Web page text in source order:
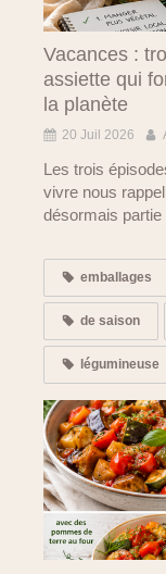
Vacances :
assiette qui
la planète
20 Juil 2026
Les trois
vivre nous
désormais partie
emballages
de saison
légumineuse